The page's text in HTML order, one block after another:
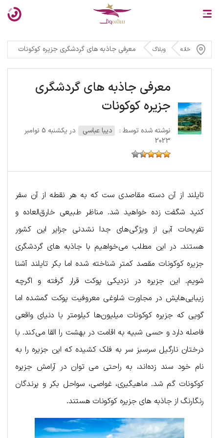
خانه وبلاگ معرفی جاذبه های گردشگری جزیره کوکونات
معرفی جاذبه های گردشگری
جزیره کوکونات
نوشته شده توسط : دیبا عباسی
در یکشنبه 5 نوامبر
2023
تایلند از آن دسته مقاصدی ست که به هر نقطه از آن سفر
کنید شگفت زده خواهید شد. مناظر طبیعی خارق‌العاده و
تفریحات آبی از ویژگی‌های جدا نشدنی جزایر این کشور
هستند. در این مطلب می‌خواهیم با جاذبه های گردشگری
جزیره کوکونات مقصد کمتر شناخته شده اما بکر تایلند آشنا
شویم. این جزیره در نزدیکی پوکت قرار گرفته و اگرچه
زیبایی‌هایش در مجاورت شلوغی معروفیت پوکت گمشده اما
گویی که جزیره کوکونات میلیون‌ها کیلومتر با دنیای واقعی
فاصله دارد و حسی شبیه به اقامت در بهشت را القا می‌کند. با
درختان نارگیل سرسبز سر به فلک کشیده که این جزیره را به
نام خود سند زده‌اند، به راحتی می توان در آرامش جزیره
کوکونات گم شد. ماهیگیری، غواصی، سواحل بکر و پرندگان
رنگارنگ از جاذبه های جزیره کوکونات هستند.